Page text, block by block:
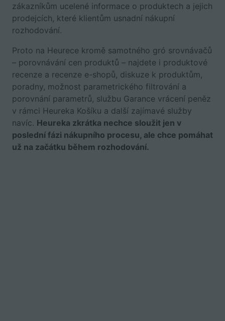
zákazníkům ucelené informace o produktech a jejich
prodejcích, které klientům usnadní nákupní
rozhodování.
Proto na Heurece kromě samotného gró srovnávačů
– porovnávání cen produktů – najdete i produktové
recenze a recenze e-shopů, diskuze k produktům,
poradny, možnost parametrického filtrování a
porovnání parametrů, službu Garance vrácení peněz
v rámci Heureka Košíku a další zajímavé služby
navíc. Heureka zkrátka nechce sloužit jen v
poslední fázi nákupního procesu, ale chce pomáhat
už na začátku během rozhodování.